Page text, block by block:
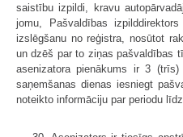
saistību izpildi, kravu
jomu, Pašvaldības
izslēgšanu no reģistra, nosūtot
un dzēš par to ziņas pašvaldības
asenizatora pienākums ir 3
saņemšanas dienas iesniegt
noteikto informāciju par periodu